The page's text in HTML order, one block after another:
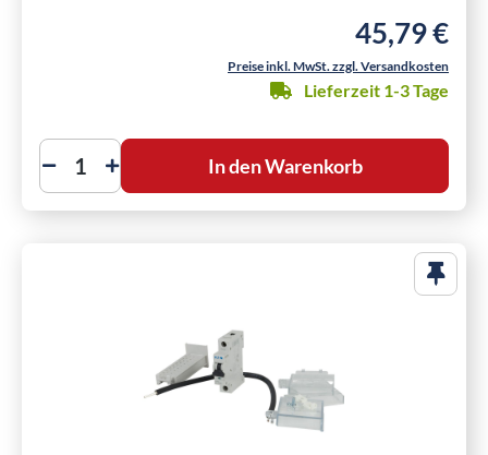
Regulärer
45,79 €
Preise inkl. MwSt. zzgl. Versandkosten
Lieferzeit 1-3 Tage
In den Warenkorb